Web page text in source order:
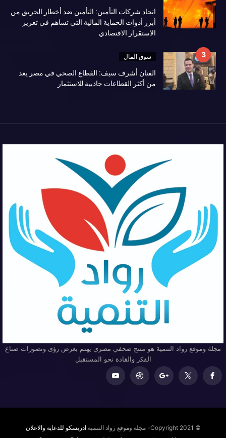
اتحاد شركات التأمين: التأمين ضد أخطار الحريق من
أبرز أدوات الحماية المالية التي تساهم في تعزيز
الاستقرار الاقتصادي
سوق المال
الفنان أشرف سيف: القطاع الصحي في مصر يعد
من أكثر القطاعات جاذبية للاستثمار
مجلة وموقع رواد التنمية هو منتج صحفي مصري يهتم بعرض رؤى وتصورات صناع
الفكر والقادة نحو المستقبل
© Copyright 2021- مجلة وموقع رواد التنمية
ادريسكو للدعاية والاعلان